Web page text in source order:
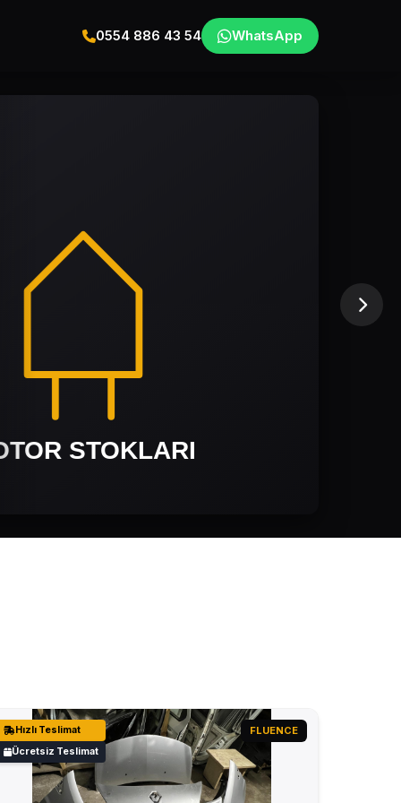
0554 886 43 54 WhatsApp
Hızlı Teslimat
Ücretsiz Teslimat
FLUENCE